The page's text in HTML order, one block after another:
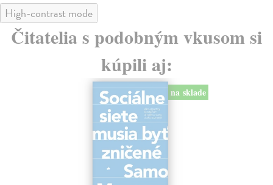
High-contrast mode
Čitatelia s podobným vkusom si
kúpili aj:
na sklade